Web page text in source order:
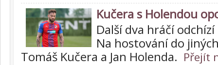
Kučera s Holendou
Další dva hráčí
Na hostování do
Tomáš Kučera a Jan Holenda. Přejít